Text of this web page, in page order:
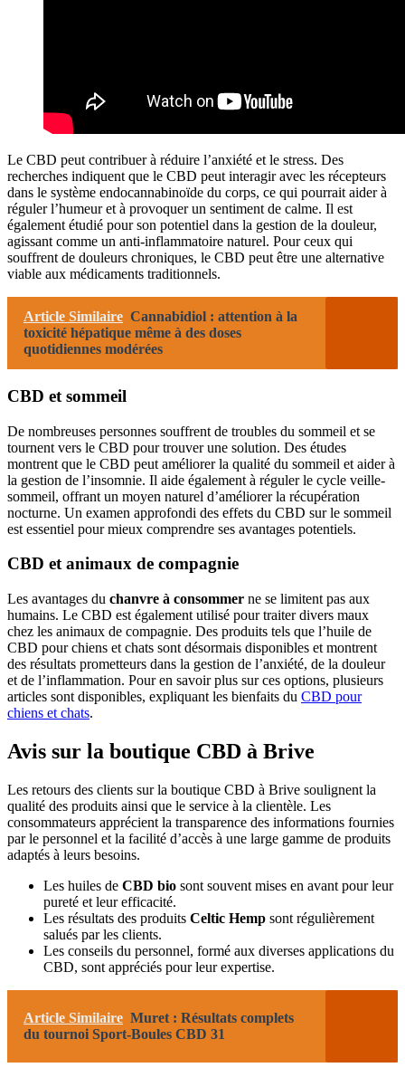
Le CBD peut contribuer à réduire l’anxiété et le stress. Des
recherches indiquent que le CBD peut interagir avec les récepteurs
dans le système endocannabinoïde du corps, ce qui pourrait aider à
réguler l’humeur et à provoquer un sentiment de calme. Il est
également étudié pour son potentiel dans la gestion de la douleur,
agissant comme un anti-inflammatoire naturel. Pour ceux qui
souffrent de douleurs chroniques, le CBD peut être une alternative
viable aux médicaments traditionnels.
Article Similaire Cannabidiol : attention à la
toxicité hépatique même à des doses
quotidiennes modérées
CBD et sommeil
De nombreuses personnes souffrent de troubles du sommeil et se
tournent vers le CBD pour trouver une solution. Des études
montrent que le CBD peut améliorer la qualité du sommeil et aider à
la gestion de l’insomnie. Il aide également à réguler le cycle veille-
sommeil, offrant un moyen naturel d’améliorer la récupération
nocturne. Un examen approfondi des effets du CBD sur le sommeil
est essentiel pour mieux comprendre ses avantages potentiels.
CBD et animaux de compagnie
Les avantages du chanvre à consommer ne se limitent pas aux
humains. Le CBD est également utilisé pour traiter divers maux
chez les animaux de compagnie. Des produits tels que l’huile de
CBD pour chiens et chats sont désormais disponibles et montrent
des résultats prometteurs dans la gestion de l’anxiété, de la douleur
et de l’inflammation. Pour en savoir plus sur ces options, plusieurs
articles sont disponibles, expliquant les bienfaits du CBD pour
chiens et chats.
Avis sur la boutique CBD à Brive
Les retours des clients sur la boutique CBD à Brive soulignent la
qualité des produits ainsi que le service à la clientèle. Les
consommateurs apprécient la transparence des informations fournies
par le personnel et la facilité d’accès à une large gamme de produits
adaptés à leurs besoins.
Les huiles de CBD bio sont souvent mises en avant pour leur
pureté et leur efficacité.
Les résultats des produits Celtic Hemp sont régulièrement
salués par les clients.
Les conseils du personnel, formé aux diverses applications du
CBD, sont appréciés pour leur expertise.
Article Similaire Muret : Résultats complets
du tournoi Sport-Boules CBD 31